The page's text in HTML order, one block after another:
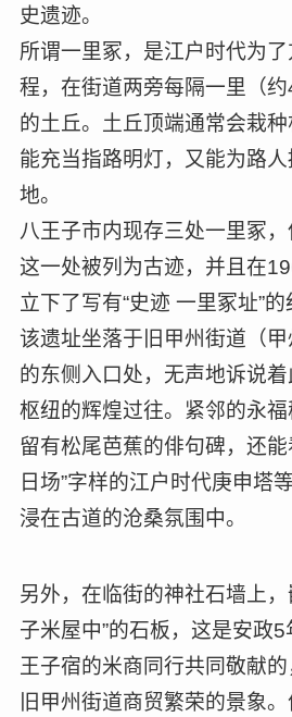
史遗迹。
所谓一里冢，是江户时代为
程，在街道两旁每隔一里（
的土丘。土丘顶端通常会栽
能充当指路明灯，又能为路
地。
八王子市内现存三处一里冢
这一处被列为古迹，并且在
立下了写有“史迹 一里冢址”的
该遗址坐落于旧甲州街道（甲
的东侧入口处，无声地诉说
枢纽的辉煌过往。紧邻的永
留有松尾芭蕉的俳句碑，还能
日场”字样的江户时代庚申塔
浸在古道的沧桑氛围中。
另外，在临街的神社石墙上
子米屋中”的石板，这是安政
王子宿的米商同行共同敬献
旧甲州街道商贸繁荣的景象